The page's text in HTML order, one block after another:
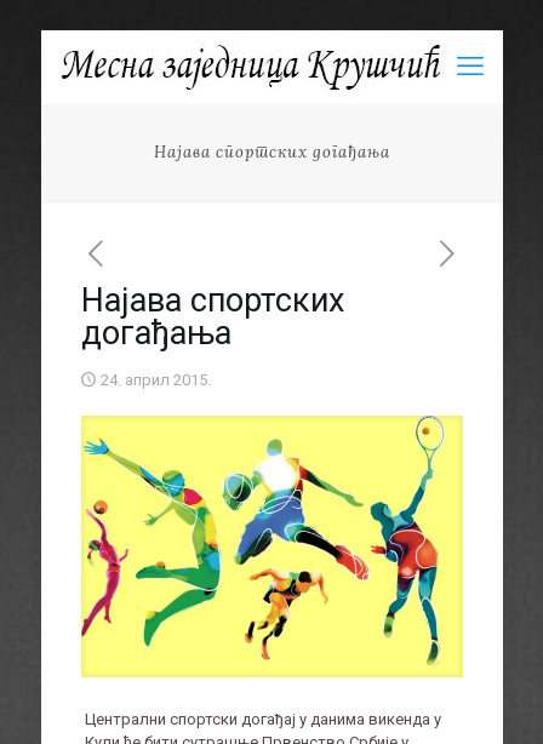
Најава спортских догађања
Најава спортских
догађања
24. април 2015.
Централни спортски догађај у данима викенда у